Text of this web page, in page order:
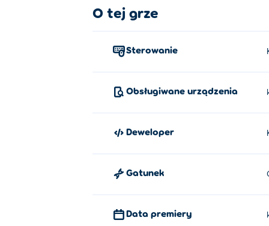
Kliknij lub stuknij, aby wybrać element.
Jak mogę grać w Sushi Merge za
Czy mogę grać w Sushi Merge
W Sushi Merge można grać na
O tej grze
Sterowanie
Obsługiwane urządzenia
Deweloper
Gatunek
Data premiery